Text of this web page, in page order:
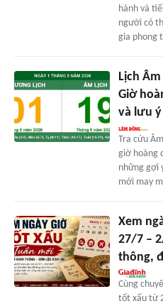
hành và
người có
gia phong
Lịch
Giờ
và lưu
Tra cứu
giờ hoàng
những gợi
mới may
Xem
27/7 –
thông,
Cùng
tốt xấu từ